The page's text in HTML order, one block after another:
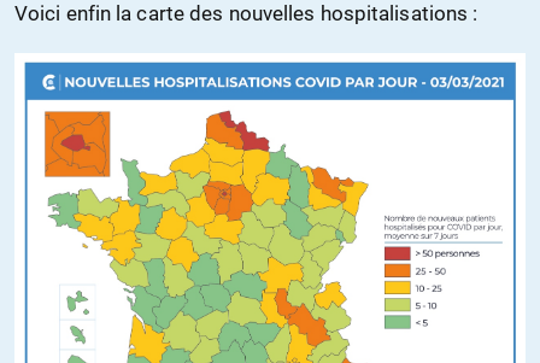
Voici enfin la carte des nouvelles hospitalisations :